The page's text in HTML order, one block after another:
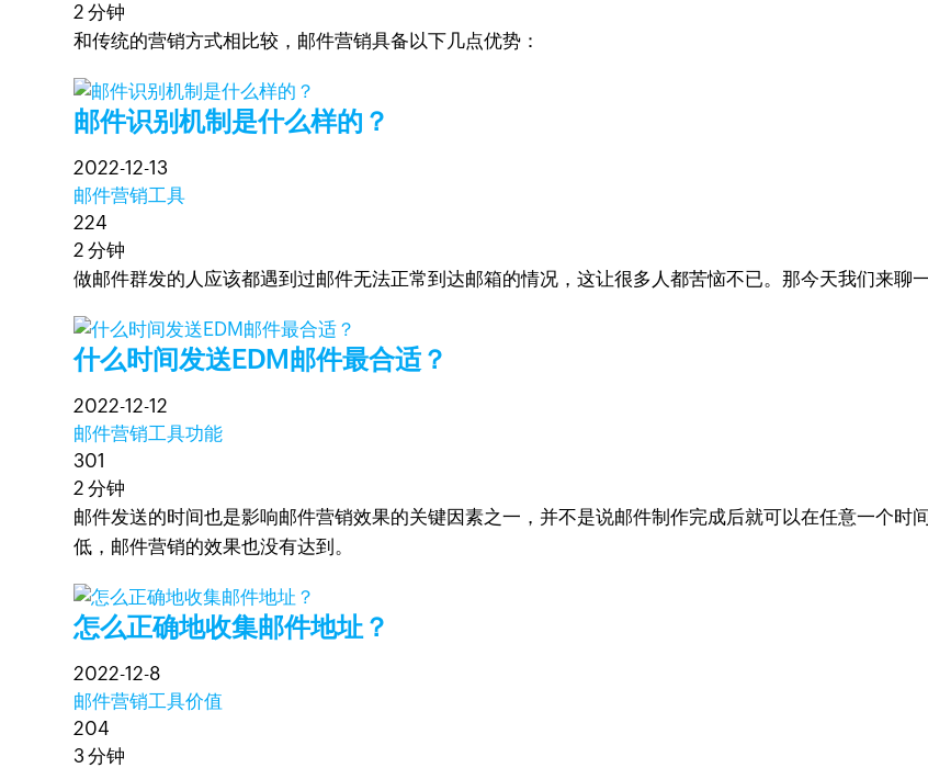
2 分钟
和传统的营销方式相比较，邮件营销具备以下几点优势：
邮件识别机制是什么样的？
2022-12-13
邮件营销工具
224
2 分钟
做邮件群发的人应该都遇到过邮件无法正常到达邮箱的情况，这让很多人都苦恼不已。那今天我们来聊
什么时间发送EDM邮件最合适？
2022-12-12
邮件营销工具功能
301
2 分钟
邮件发送的时间也是影响邮件营销效果的关键因素之一，并不是说邮件制作完成后就可以在任意一个时
低，邮件营销的效果也没有达到。
怎么正确地收集邮件地址？
2022-12-8
邮件营销工具价值
204
3 分钟